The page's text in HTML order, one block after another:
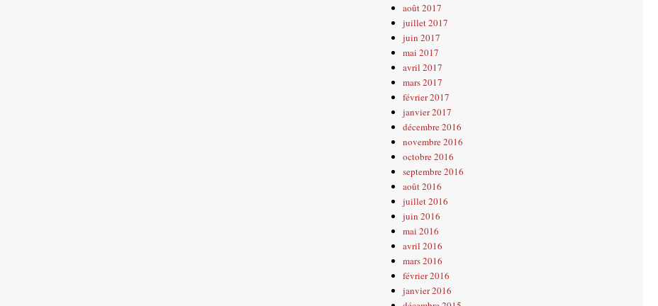
août 2017
juillet 2017
juin 2017
mai 2017
avril 2017
mars 2017
février 2017
janvier 2017
décembre 2016
novembre 2016
octobre 2016
septembre 2016
août 2016
juillet 2016
juin 2016
mai 2016
avril 2016
mars 2016
février 2016
janvier 2016